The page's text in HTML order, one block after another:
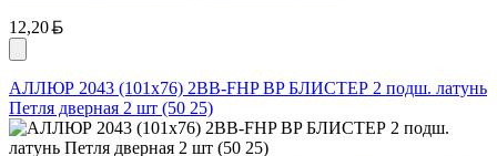
12,20
АЛЛЮР 2043 (101х76) 2BB-FHP BP БЛИСТЕР 2 подш. латунь
Петля дверная 2 шт (50 25)